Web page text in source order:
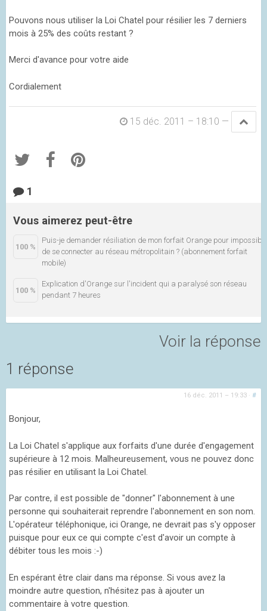
Pouvons nous utiliser la Loi Chatel pour résilier les 7 derniers
mois à 25% des coûts restant ?
Merci d'avance pour votre aide
Cordialement
15 déc. 2011 – 18:10 —
1
Vous aimerez peut-être
100 %
Puis-je demander résiliation de mon forfait Orange pour impossible
de se connecter au réseau métropolitain ? (abonnement forfait
mobile)
100 %
Explication d'Orange sur l'incident qui a paralysé son réseau
pendant 7 heures
Voir la réponse
1 réponse
16 déc. 2011 – 19:33 · #
Bonjour,
La Loi Chatel s'applique aux forfaits d'une durée d'engagement
supérieure à 12 mois. Malheureusement, vous ne pouvez donc
pas résilier en utilisant la Loi Chatel.
Par contre, il est possible de "donner" l'abonnement à une
personne qui souhaiterait reprendre l'abonnement en son nom.
L'opérateur téléphonique, ici Orange, ne devrait pas s'y opposer
puisque pour eux ce qui compte c'est d'avoir un compte à
débiter tous les mois :-)
En espérant être clair dans ma réponse. Si vous avez la
moindre autre question, n'hésitez pas à ajouter un
commentaire à votre question.